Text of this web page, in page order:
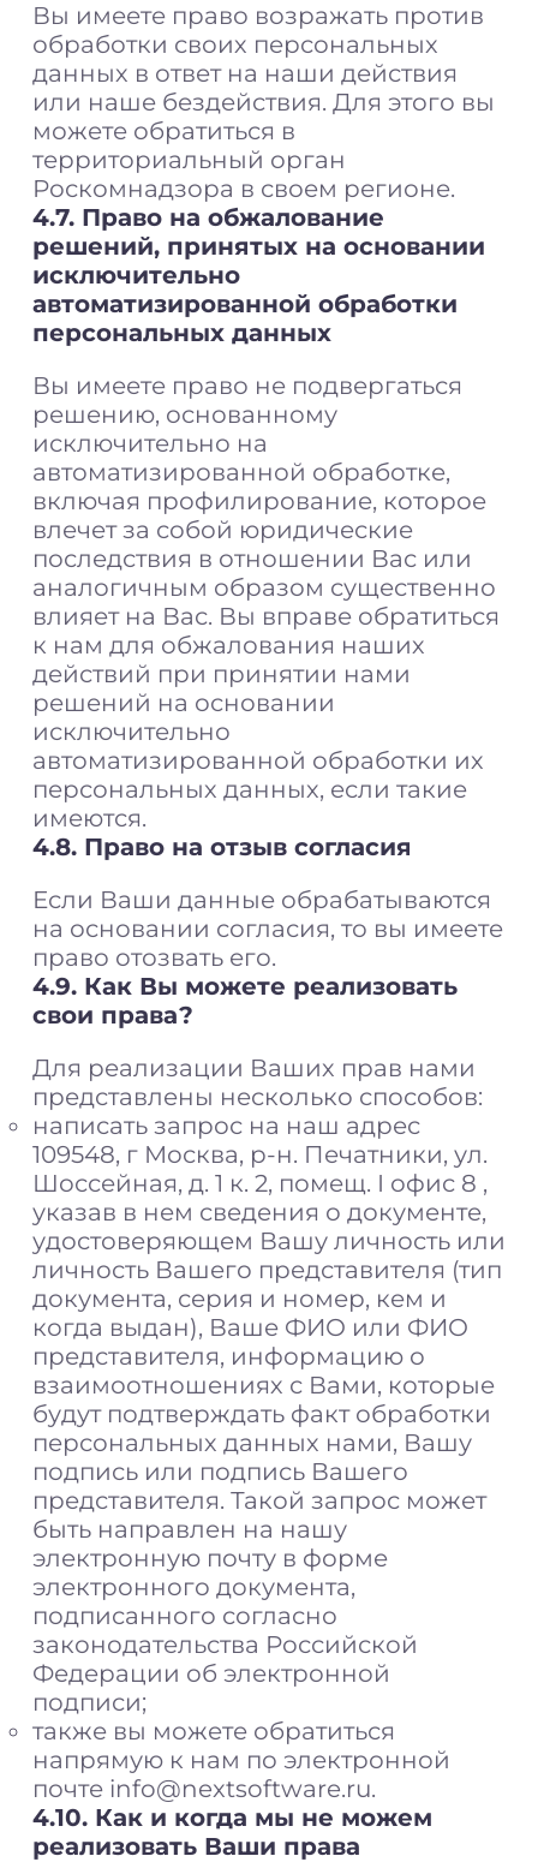
Вы имеете право возражать против
обработки своих персональных
данных в ответ на наши действия
или наше бездействия. Для этого вы
можете обратиться в
территориальный орган
Роскомнадзора в своем регионе.
4.7. Право на обжалование
решений, принятых на основании
исключительно
автоматизированной обработки
персональных данных
Вы имеете право не подвергаться
решению, основанному
исключительно на
автоматизированной обработке,
включая профилирование, которое
влечет за собой юридические
последствия в отношении Вас или
аналогичным образом существенно
влияет на Вас. Вы вправе обратиться
к нам для обжалования наших
действий при принятии нами
решений на основании
исключительно
автоматизированной обработки их
персональных данных, если такие
имеются.
4.8. Право на отзыв согласия
Если Ваши данные обрабатываются
на основании согласия, то вы имеете
право отозвать его.
4.9. Как Вы можете реализовать
свои права?
Для реализации Ваших прав нами
представлены несколько способов:
написать запрос на наш адрес
109548, г Москва, р-н. Печатники, ул.
Шоссейная, д. 1 к. 2, помещ. I офис 8 ,
указав в нем сведения о документе,
удостоверяющем Вашу личность или
личность Вашего представителя (тип
документа, серия и номер, кем и
когда выдан), Ваше ФИО или ФИО
представителя, информацию о
взаимоотношениях с Вами, которые
будут подтверждать факт обработки
персональных данных нами, Вашу
подпись или подпись Вашего
представителя. Такой запрос может
быть направлен на нашу
электронную почту в форме
электронного документа,
подписанного согласно
законодательства Российской
Федерации об электронной
подписи;
также вы можете обратиться
напрямую к нам по электронной
почте info@nextsoftware.ru.
4.10. Как и когда мы не можем
реализовать Ваши права